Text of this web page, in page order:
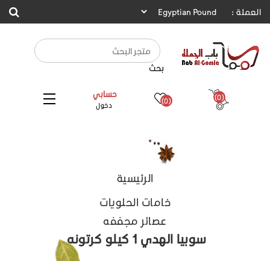
العملة :
بحث
حسابي
دخول (0) (0)
الرئيسية
خامات الحلويات
عصائر مجففه
سوبيا الهدي 1 كيلو كرتونه